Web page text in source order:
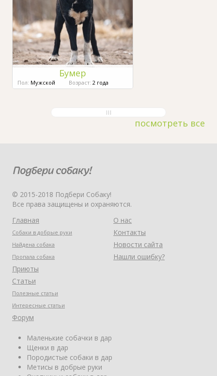
Бумер
Пол: Мужской Возраст: 2 года
посмотреть все
© 2015-2018 Подбери Собаку!
Все права защищены и охраняются.
Главная
Собаки в добрые руки
Найдена собака
Пропала собака
Приюты
Статьи
Полезные статьи
Интересные статьи
Форум
О нас
Контакты
Новости сайта
Нашли ошибку?
Маленькие собачки в дар
Щенки в дар
Породистые собаки в дар
Метисы в добрые руки